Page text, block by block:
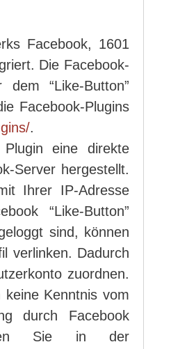
Facebook, 1601
Die Facebook-
“Like-Button”
Facebook-Plugins
.
eine direkte
Server hergestellt.
Ihrer IP-Adresse
“Like-Button”
sind, können
verlinken. Dadurch
zuordnen.
Kenntnis vom
durch Facebook
Sie in der